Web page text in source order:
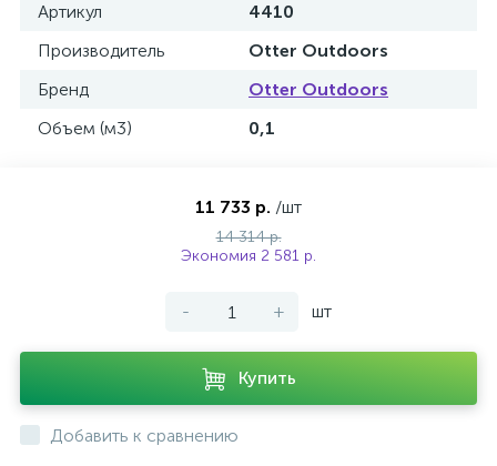
Артикул
4410
Производитель
Otter Outdoors
Бренд
Otter Outdoors
Объем (м3)
0,1
11 733 р. /шт
14 314 р.
Экономия 2 581 р.
- + шт
Купить
Добавить к сравнению